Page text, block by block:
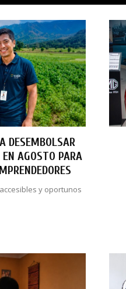
DESEMBOLSAR
AGOSTO PARA
y oportunos